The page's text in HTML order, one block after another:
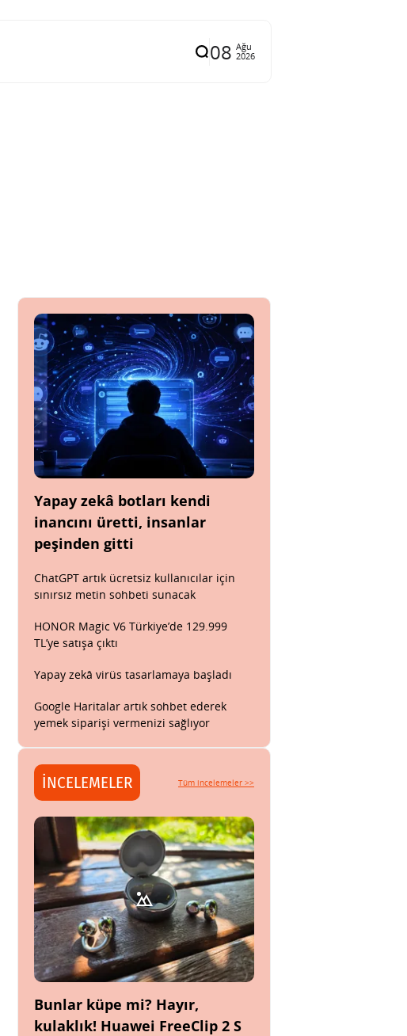
08 Ağu
2026
Yapay zekâ botları kendi
inancını üretti, insanlar
peşinden gitti
ChatGPT artık ücretsiz kullanıcılar için
sınırsız metin sohbeti sunacak
HONOR Magic V6 Türkiye’de 129.999
TL’ye satışa çıktı
Yapay zekâ virüs tasarlamaya başladı
Google Haritalar artık sohbet ederek
yemek siparişi vermenizi sağlıyor
İNCELEMELER Tüm incelemeler >>
Bunlar küpe mi? Hayır,
kulaklık! Huawei FreeClip 2 S